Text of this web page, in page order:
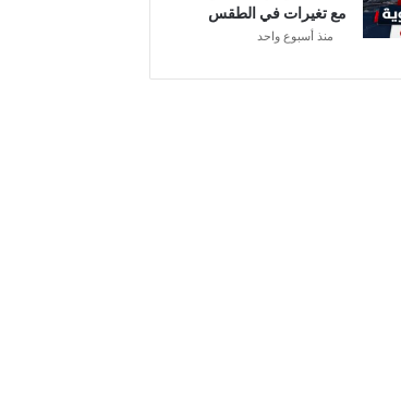
مع تغيرات في الطقس
منذ أسبوع واحد